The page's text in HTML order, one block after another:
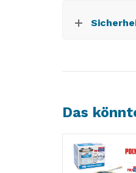
Das